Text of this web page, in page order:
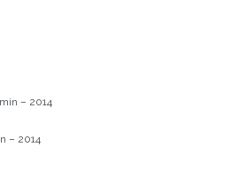
– 2014
– 2014